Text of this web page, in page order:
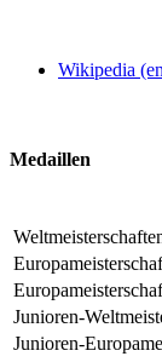
Wikipedia
Medaillen
Junioren-
Junioren-